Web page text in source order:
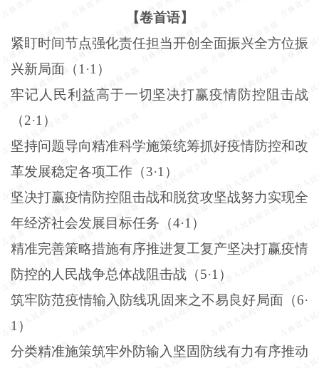
【卷首语】
紧盯时间节点强化责任担当开创全面振兴全方位振
兴新局面（1 ·1 ）
牢记人民利益高于一切坚决打赢疫情防控阻击战
（2·1 ）
坚持问题导向精准科学施策统筹抓好疫情防控和改
革发展稳定各项工作（3·1 ）
坚决打赢疫情防控阻击战和脱贫攻坚战努力实现全
年经济社会发展目标任务（4·1 ）
精准完善策略措施有序推进复工复产坚决打赢疫情
防控的人民战争总体战阻击战（5·1 ）
筑牢防范疫情输入防线巩固来之不易良好局面（6·
1 ）
分类精准施策筑牢外防输入坚固防线有力有序推动